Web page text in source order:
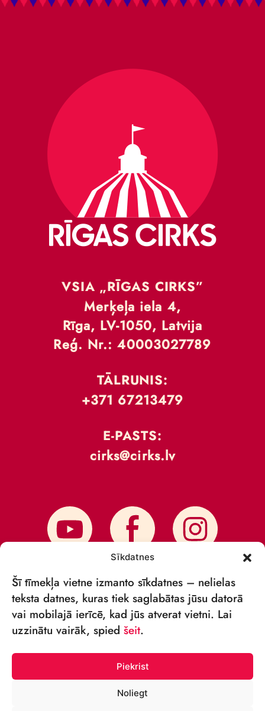
Sīkdatnes
Šī tīmekļa vietne izmanto sīkdatnes – nelielas
teksta datnes, kuras tiek saglabātas jūsu datorā
vai mobilajā ierīcē, kad jūs atverat vietni. Lai
uzzinātu vairāk, spied šeit.
Piekrist
Noliegt
VSIA „RĪGAS CIRKS”
Merķeļa iela 4,
Rīga, LV-1050, Latvija
Reģ. Nr.: 40003027789
TĀLRUNIS:
+371 67213479
E-PASTS:
cirks@cirks.lv
PIESAKIES JAUNUMIEM